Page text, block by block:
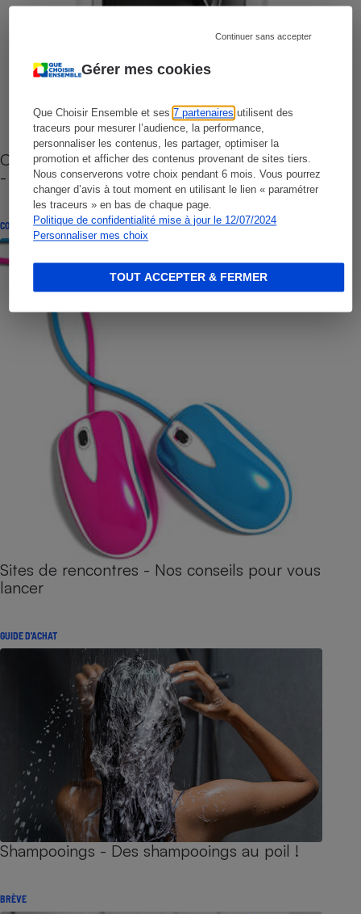
Gérer mes cookies
Que Choisir Ensemble et ses7 partenaires utilisent des
traceurs pour mesurer l’audience, la performance,
personnaliser les contenus, les partager, optimiser la
promotion et afficher des contenus provenant de sites tiers.
Nous conserverons votre choix pendant 6 mois. Vous pourrez
changer d’avis à tout moment en utilisant le lien « paramétrer
les traceurs » en bas de chaque page.
Politique de confidentialité mise à jour le 12/07/2024
Personnaliser mes choix
Continuer sans accepter
TOUT ACCEPTER & FERMER
Cafetière à capsules zéro déchet CoffeeB (vidéo)
- Premières impressions
CONSEILS
Sites de rencontres - Nos conseils pour vous
lancer
GUIDE D'ACHAT
Shampooings - Des shampooings au poil !
BRÈVE